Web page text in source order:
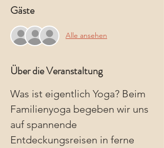
Gäste
Alle ansehen
Über die Veranstaltung
Was ist eigentlich Yoga? Beim
Familienyoga begeben wir uns
auf spannende
Entdeckungsreisen in ferne